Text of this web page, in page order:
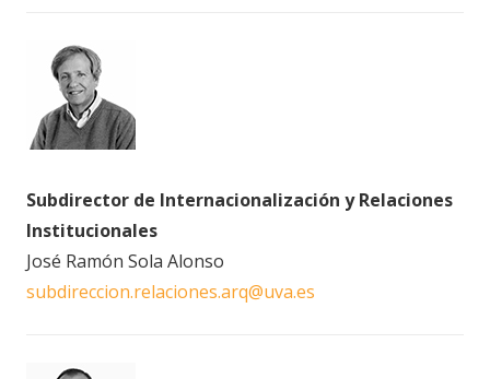
Subdirector de Internacionalización y Relaciones
Institucionales
José Ramón Sola Alonso
subdireccion.relaciones.arq@uva.es